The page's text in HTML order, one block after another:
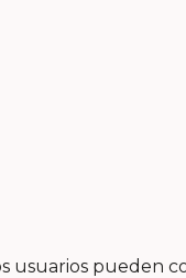
usuarios pueden